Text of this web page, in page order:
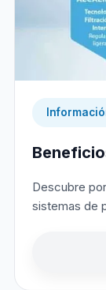
Descubre
sistemas de